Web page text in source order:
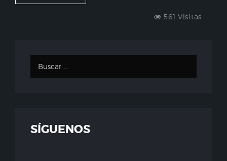
561 Visitas
SÍGUENOS